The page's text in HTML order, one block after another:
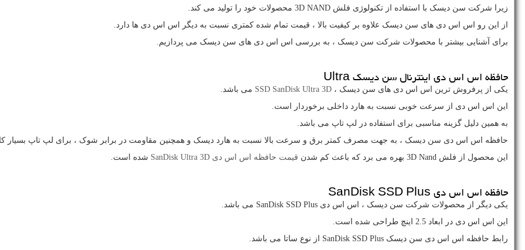
زیرا شرکت سن دیسک با استفاده از تکنولوژی فلش 3D NAND محصولات خود را تولید می کند.
از این رو اس اس دی های سن دیسک علاوه بر کیفیت بالا ، قیمت تمام شده کمتری نسبت به دیگر اس اس دی ها دارد.
برای آشنایی بیشتر با محصولات شرکت سن دیسک ، به بررسی اس اس دی های سن دیسک می پردازیم.
حافظه اس اس دی اینترنال سن دیسکUltra
یکی از پرفروش ترین اس اس دی های سن دیسک ، SSD SanDisk Ultra 3D می باشد.
این اس اس دی از سرعت خوبی نسبت به هارد داخلی برخوردار است.
به همین دلیل گزینه مناسبی برای استفاده در لپ تاپ می باشد.
حافظه اس اس دی سن دیسک ، به جهت مصرف کمتر برق و سرعت بالا نسبت به هارد دیسک و همچنین مقاومت در برابر شوک ، برای لپ تاپ بسیار
این محصول از فلش 3D Nand بهره می برد که باعث کم شدن قیمت حافظه اس اس دی SanDisk Ultra 3D شده است.
حافظه اس اس دیSanDisk SSD Plus
یکی دیگر از محصولات شرکت سن دیسک ، اس اس دی SanDisk SSD Plus می باشد.
این اس اس دی در ابعاد 2.5 اینچ طراحی شده است.
رابط حافظه اس اس دی سن دیسک SanDisk SSD Plus از نوع ساتا می باشد.